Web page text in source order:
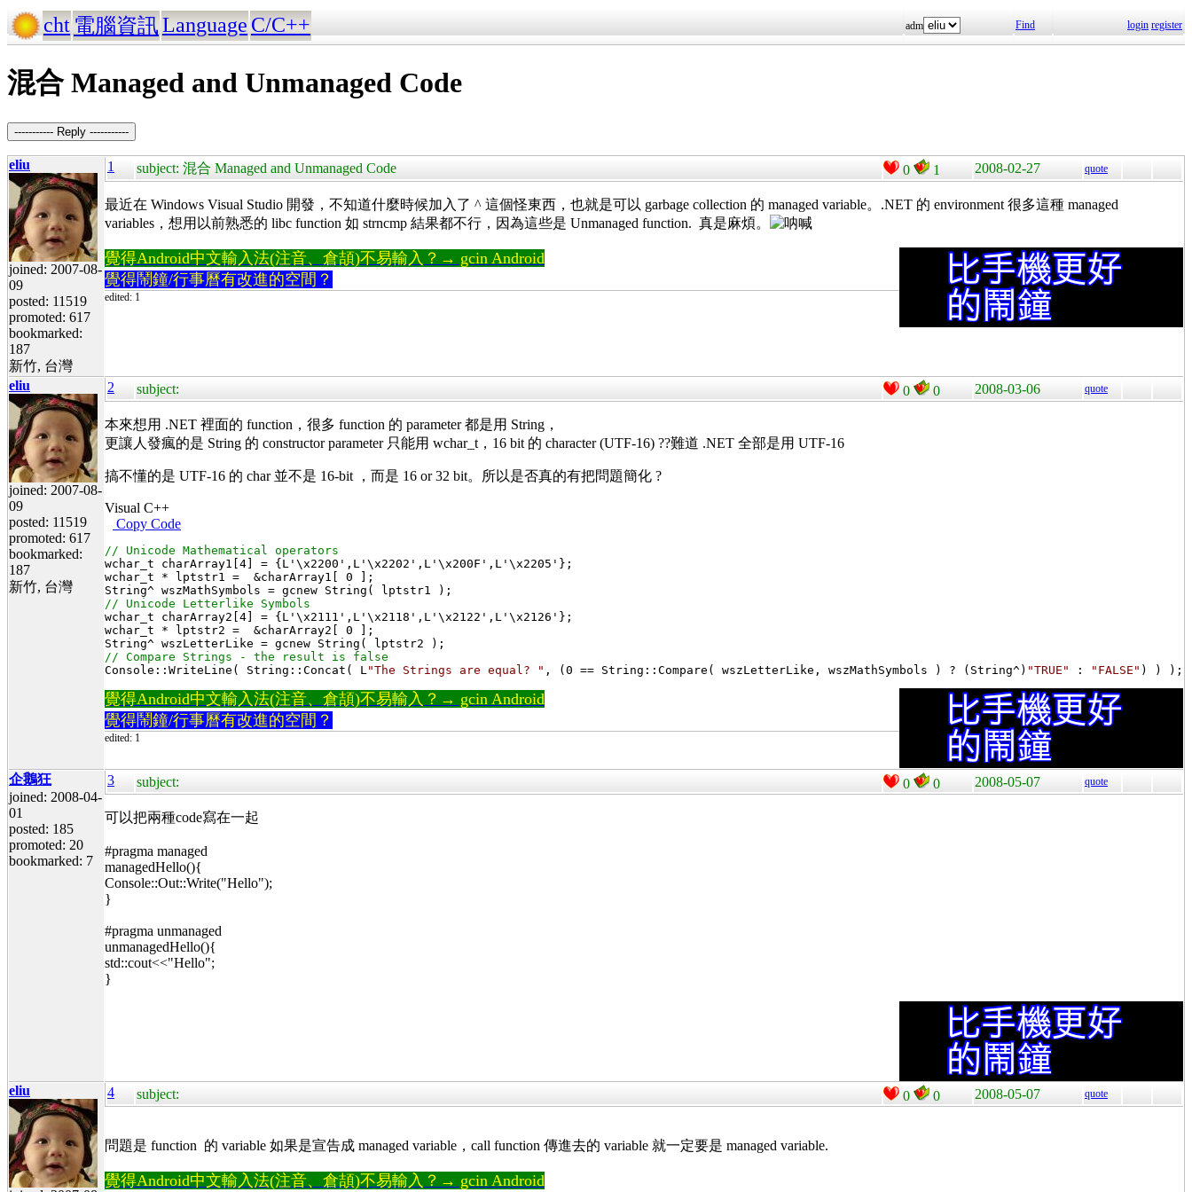
cht 電腦資訊Language C/C++ adm Find login register
混合 Managed and Unmanaged Code
----------- Reply -----------
eliu
joined: 2007-08-
09
posted: 11519
promoted: 617
bookmarked:
187
新竹, 台灣
1 subject: 混合 Managed and Unmanaged Code 0 1 2008-02-27 quote
最近在 Windows Visual Studio 開發，不知道什麼時候加入了 ^ 這個怪東西，也就是可以 garbage collection 的 managed variable。.NET 的 environment 很多這種 managed
variables，想用以前熟悉的 libc function 如 strncmp 結果都不行，因為這些是 Unmanaged function. 真是麻煩。
覺得Android中文輸入法(注音、倉頡)不易輸入？→ gcin Android
覺得鬧鐘/行事曆有改進的空間？
edited: 1
eliu
joined: 2007-08-
09
posted: 11519
promoted: 617
bookmarked:
187
新竹, 台灣
2 subject: 0 0 2008-03-06 quote
本來想用 .NET 裡面的 function，很多 function 的 parameter 都是用 String，
更讓人發瘋的是 String 的 constructor parameter 只能用 wchar_t，16 bit 的 character (UTF-16) ??難道 .NET 全部是用 UTF-16
搞不懂的是 UTF-16 的 char 並不是 16-bit ，而是 16 or 32 bit。所以是否真的有把問題簡化 ?
Visual C++
Copy Code
wchar_t charArray1[4] = {L'\x2200',L'\x2202',L'\x200F',L'\x2205'};
wchar_t * lptstr1 =  &charArray1[ 0 ];
wchar_t charArray2[4] = {L'\x2111',L'\x2118',L'\x2122',L'\x2126'};
wchar_t * lptstr2 =  &charArray2[ 0 ];
Console::WriteLine( String::Concat( L"The Strings are equal? " , (0 == String::Compare( wszLetterLike, wszMathSymbols ) ? (String^) "TRUE" : "FALSE"
覺得Android中文輸入法(注音、倉頡)不易輸入？→ gcin Android
覺得鬧鐘/行事曆有改進的空間？
edited: 1
企鵝狂
joined: 2008-04-
01
posted: 185
promoted: 20
bookmarked: 7
3 subject: 0 0 2008-05-07 quote
可以把兩種code寫在一起
#pragma managed
managedHello(){
Console::Out::Write("Hello");
}
#pragma unmanaged
unmanagedHello(){
std::cout<<"Hello";
}
eliu 4 subject: 0 0 2008-05-07 quote
問題是 function 的 variable 如果是宣告成 managed variable，call function 傳進去的 variable 就一定要是 managed variable.
覺得Android中文輸入法(注音、倉頡)不易輸入？→ gcin Android